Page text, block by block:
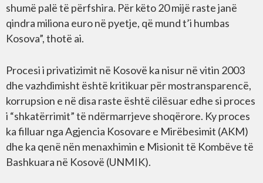
shumë palë të përfshira. Për këto 20 mijë raste janë
qindra miliona euro në pyetje, që mund t’i humbas
Kosova”, thotë ai.
Procesi i privatizimit në Kosovë ka nisur në vitin 2003
dhe vazhdimisht është kritikuar për mostransparencë,
korrupsion e në disa raste është cilësuar edhe si proces
i “shkatërrimit” të ndërmarrjeve shoqërore. Ky proces
ka filluar nga Agjencia Kosovare e Mirëbesimit (AKM)
dhe ka qenë nën menaxhimin e Misionit të Kombëve të
Bashkuara në Kosovë (UNMIK).